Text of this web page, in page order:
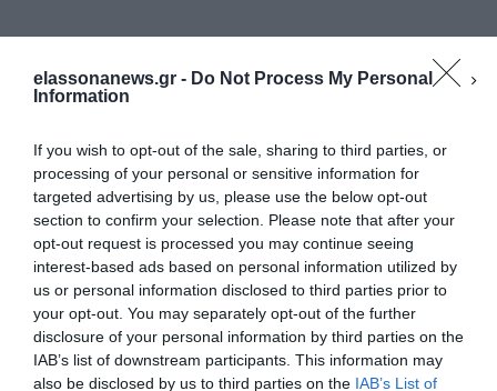
elassonanews.gr - Do Not Process My Personal
Information
If you wish to opt-out of the sale, sharing to third parties, or
processing of your personal or sensitive information for
targeted advertising by us, please use the below opt-out
section to confirm your selection. Please note that after your
opt-out request is processed you may continue seeing
interest-based ads based on personal information utilized by
us or personal information disclosed to third parties prior to
your opt-out. You may separately opt-out of the further
disclosure of your personal information by third parties on the
IAB’s list of downstream participants. This information may
also be disclosed by us to third parties on the IAB’s List of
Διαχείριση Συγκατάθεσης
Για να παρέχουμε την καλύτερη εμπειρία, χρησιμοποιούμε τεχνολογίες όπως
cookies για την αποθήκευση ή/και την πρόσβαση σε πληροφορίες συσκευών.
Η συγκατάθεση για τις εν λόγω τεχνολογίες θα μας επιτρέψει να